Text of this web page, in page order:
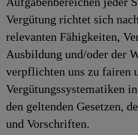
Vergütung richtet sich
relevanten Fähigkeiten,
Ausbildung und/oder der
verpflichten uns zu fairen
Vergütungssystematiken
den geltenden Gesetzen,
und Vorschriften.